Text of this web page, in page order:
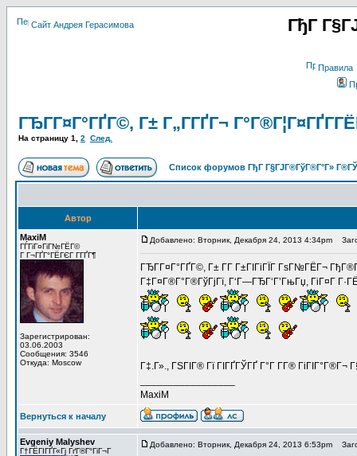
Сайт Андрея Герасимова ГђГ
Правила
ГЂГ­Г¤Г°ГҐГ©, Г± Г„Г­ГҐГ¬
На страницу 1 2 След.
Список форумов ГђГ Г§ГЈГ®ГўГ®Г°Г»
Автор
MaxiM
ГЃГіГ¤ГіГ№ГЁГ©
Г Г¬ГҐГ°ГЁГЄГ Г­ГҐГ¶
Зарегистрирован:
03.06.2003
Сообщения: 3546
Откуда: Moscow
Добавлено: Вторник, Декабря 24, 2013 4:34pm
ГЂГ­Г¤Г°ГҐГ©, Г± Г­Г Г±ГІГіГЇГ ГѕГ№ГЁГ¬
Г‡Г¤Г®Г°Г®ГўГјГї, Г‘Г—ГЂГ‘Г’ГњГџ, ГіГ¤Г
Г‡.Г»., ГЅГІГ® Гї ГІГҐГЎГҐ Г°Г Г­Г® ГіГІГ°Г®Г¬
MaxiM
Вернуться к началу
Evgeniy Malyshev
Г†ГЁГІГҐГ«Гј ГґГ®Г°ГіГ¬Г
Добавлено: Вторник, Декабря 24, 2013 6:53pm